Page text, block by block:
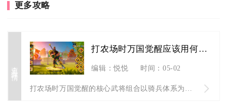
更多攻略
查看详情
打农场时万国觉醒应该用何种武将
编辑：悦悦 时间：05-02